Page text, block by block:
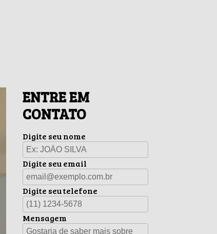
ENTRE EM
CONTATO
Digite seu nome
Digite seu email
Digite seu telefone
Mensagem